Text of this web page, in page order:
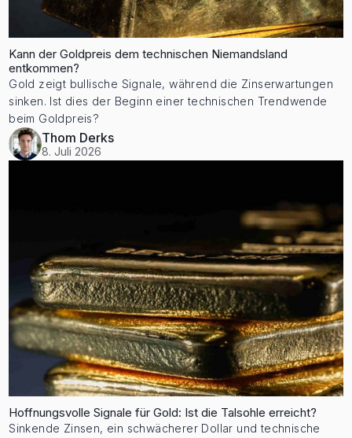
Kann der Goldpreis dem technischen Niemandsland
entkommen?
Gold zeigt bullische Signale, während die Zinserwartungen
sinken. Ist dies der Beginn einer technischen Trendwende
beim Goldpreis?
Thom Derks
8. Juli 2026
Hoffnungsvolle Signale für Gold: Ist die Talsohle erreicht?
Sinkende Zinsen, ein schwächerer Dollar und technische